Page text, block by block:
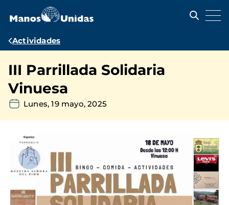
contenido
Ruta
navegación
Actividades
III Parrillada Solidaria
Vinuesa
Lunes, 19 mayo, 2025